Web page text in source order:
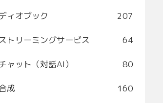
ィオブック 207
トリーミングサービス 64
ャット（対話AI） 80
成 160